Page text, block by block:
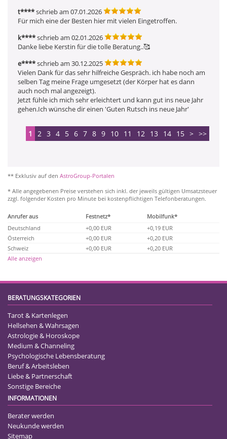
t****schrieb am 07.01.2026
Für mich eine der Besten hier mit vielen Eingetroffen.
k****schrieb am 02.01.2026
Danke liebe Kerstin für die tolle Beratung..🥰
e****schrieb am 30.12.2025
Vielen Dank für das sehr hilfreiche Gespräch. ich habe noch am
selben Tag meine Frage umgesetzt (der Körper hat es dann
auch noch mal angezeigt).
Jetzt fühle ich mich sehr erleichtert und kann gut ins neue Jahr
gehen.Ich wünsche dir einen 'Guten Rutsch ins neue Jahr'
1 2 3 4 5 6 7 8 9 10 11 12 13 14 15 > >>
** Exklusiv auf den AstroGroup-Portalen
* Alle angegebenen Preise verstehen sich inkl. der jeweils gültigen Umsatzsteuer
zzgl. folgender Kosten pro Minute bei kostenpflichtigen Telefonberatungen.
Anrufer aus Festnetz*
Mobilfunk*
Deutschland
+0,00 EUR
+0,19 EUR
Österreich
+0,00 EUR
+0,20 EUR
Schweiz
+0,00 EUR
+0,20 EUR
Alle anzeigen
BERATUNGSKATEGORIEN
Tarot & Kartenlegen
Hellsehen & Wahrsagen
Astrologie & Horoskope
Medium & Channeling
Psychologische Lebensberatung
Beruf & Arbeitsleben
Liebe & Partnerschaft
Sonstige Bereiche
INFORMATIONEN
Berater werden
Neukunde werden
Sitemap